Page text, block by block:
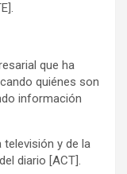
que ha
quiénes son
información
televisión y de la
diario [ACT].